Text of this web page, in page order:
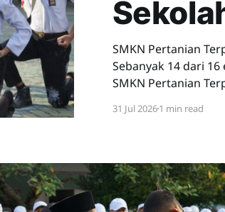
SMKN Pertanian
Sebanyak 14 dari
SMKN Pertanian
kegiatan Demo
ekskul bertujuan
ekstrakurikuler
Terpadu
31 Jul 20261 min read